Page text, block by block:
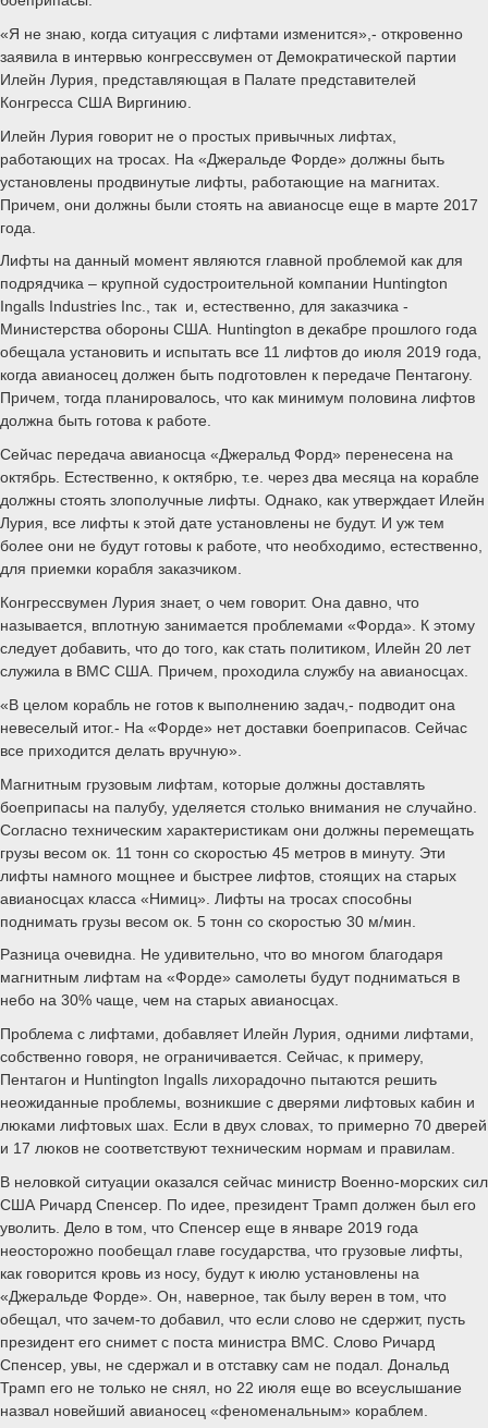
«Я не знаю, когда ситуация с лифтами изменится»,- откровенно
заявила в интервью конгрессвумен от Демократической партии
Илейн Лурия, представляющая в Палате представителей
Конгресса США Виргинию.
Илейн Лурия говорит не о простых привычных лифтах,
работающих на тросах. На «Джеральде Форде» должны быть
установлены продвинутые лифты, работающие на магнитах.
Причем, они должны были стоять на авианосце еще в марте 2017
года.
Лифты на данный момент являются главной проблемой как для
подрядчика – крупной судостроительной компании Huntington
Ingalls Industries Inc., так и, естественно, для заказчика -
Министерства обороны США. Huntington в декабре прошлого года
обещала установить и испытать все 11 лифтов до июля 2019 года,
когда авианосец должен быть подготовлен к передаче Пентагону.
Причем, тогда планировалось, что как минимум половина лифтов
должна быть готова к работе.
Сейчас передача авианосца «Джеральд Форд» перенесена на
октябрь. Естественно, к октябрю, т.е. через два месяца на корабле
должны стоять злополучные лифты. Однако, как утверждает Илейн
Лурия, все лифты к этой дате установлены не будут. И уж тем
более они не будут готовы к работе, что необходимо, естественно,
для приемки корабля заказчиком.
Конгрессвумен Лурия знает, о чем говорит. Она давно, что
называется, вплотную занимается проблемами «Форда». К этому
следует добавить, что до того, как стать политиком, Илейн 20 лет
служила в ВМС США. Причем, проходила службу на авианосцах.
«В целом корабль не готов к выполнению задач,- подводит она
невеселый итог.- На «Форде» нет доставки боеприпасов. Сейчас
все приходится делать вручную».
Магнитным грузовым лифтам, которые должны доставлять
боеприпасы на палубу, уделяется столько внимания не случайно.
Согласно техническим характеристикам они должны перемещать
грузы весом ок. 11 тонн со скоростью 45 метров в минуту. Эти
лифты намного мощнее и быстрее лифтов, стоящих на старых
авианосцах класса «Нимиц». Лифты на тросах способны
поднимать грузы весом ок. 5 тонн со скоростью 30 м/мин.
Разница очевидна. Не удивительно, что во многом благодаря
магнитным лифтам на «Форде» самолеты будут подниматься в
небо на 30% чаще, чем на старых авианосцах.
Проблема с лифтами, добавляет Илейн Лурия, одними лифтами,
собственно говоря, не ограничивается. Сейчас, к примеру,
Пентагон и Huntington Ingalls лихорадочно пытаются решить
неожиданные проблемы, возникшие с дверями лифтовых кабин и
люками лифтовых шах. Если в двух словах, то примерно 70 дверей
и 17 люков не соответствуют техническим нормам и правилам.
В неловкой ситуации оказался сейчас министр Военно-морских сил
США Ричард Спенсер. По идее, президент Трамп должен был его
уволить. Дело в том, что Спенсер еще в январе 2019 года
неосторожно пообещал главе государства, что грузовые лифты,
как говорится кровь из носу, будут к июлю установлены на
«Джеральде Форде». Он, наверное, так былу верен в том, что
обещал, что зачем-то добавил, что если слово не сдержит, пусть
президент его снимет с поста министра ВМС. Слово Ричард
Спенсер, увы, не сдержал и в отставку сам не подал. Дональд
Трамп его не только не снял, но 22 июля еще во всеуслышание
назвал новейший авианосец «феноменальным» кораблем.